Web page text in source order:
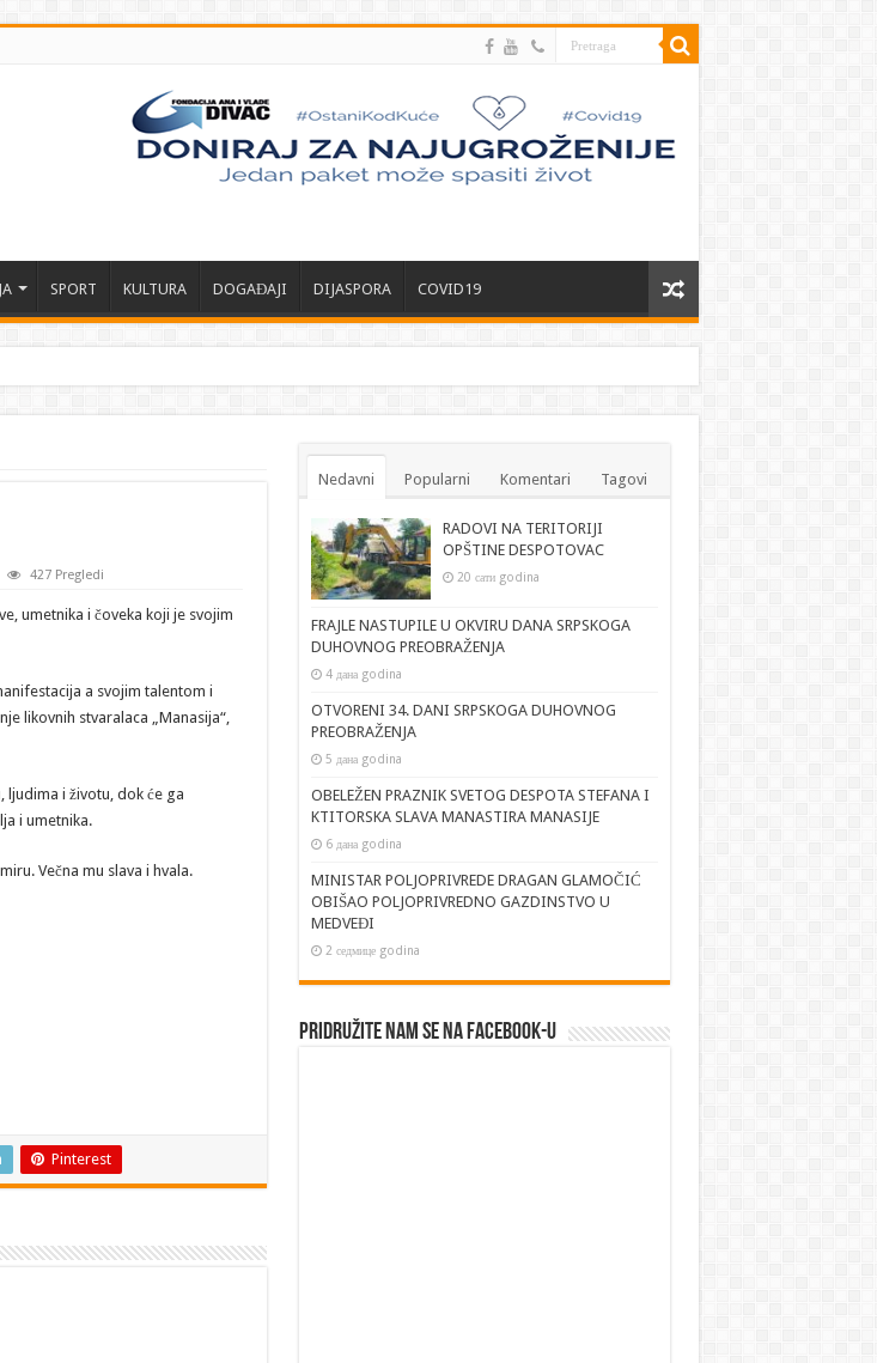
SPORT KULTURA DOGAĐAJI DIJASPORA COVID19
427 Pregledi
umetnika i čoveka koji je svojim
a svojim talentom i
likovnih stvaralaca „Manasija“,
ljudima i životu, dok će ga
i umetnika.
Večna mu slava i hvala.
Pinterest
Nedavni Popularni Komentari Tagovi
RADOVI NA TERITORIJI
OPŠTINE DESPOTOVAC
20 сати godina
FRAJLE NASTUPILE U OKVIRU DANA SRPSKOGA
DUHOVNOG PREOBRAŽENJA
4 дана godina
OTVORENI 34. DANI SRPSKOGA DUHOVNOG
PREOBRAŽENJA
5 дана godina
OBELEŽEN PRAZNIK SVETOG DESPOTA STEFANA I
KTITORSKA SLAVA MANASTIRA MANASIJE
6 дана godina
MINISTAR POLJOPRIVREDE DRAGAN GLAMOČIĆ
OBIŠAO POLJOPRIVREDNO GAZDINSTVO U
MEDVEĐI
2 седмице godina
Pridružite nam se na Facebook-u